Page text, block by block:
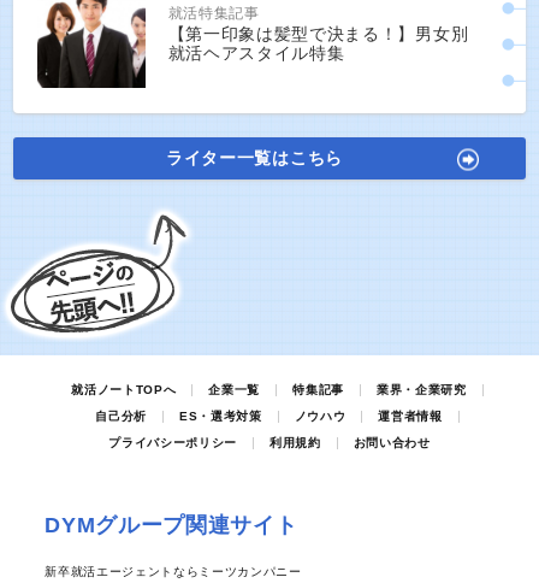
就活特集記事
【第一印象は髪型で決まる！】男女別
就活ヘアスタイル特集
ライター一覧はこちら
就活ノートTOPへ 企業一覧 特集記事
業界・企業研究
自己分析
ES・選考対策 ノウハウ
運営者情報
プライバシーポリシー
利用規約 お問い合わせ
DYMグループ関連サイト
新卒就活エージェントならミーツカンパニー